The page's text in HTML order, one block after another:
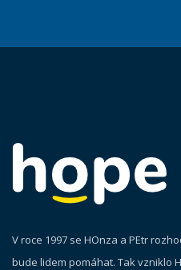
V roce 1997 se HOnza a PEtr
bude lidem pomáhat. Tak vzniklo